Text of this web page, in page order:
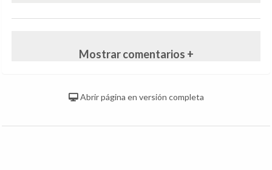
Mostrar comentarios +
Abrir página en versión completa